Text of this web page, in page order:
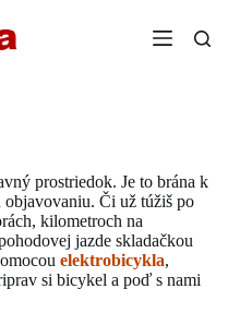
prostriedok. Je to brána k
objavovaniu. Či už túžiš po
kilometroch na
jazde skladačkou
elektrobicykla,
si bicykel a poď s nami